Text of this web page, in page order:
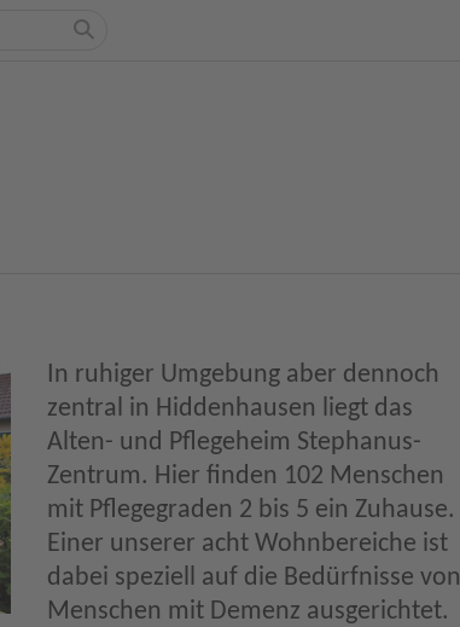
In ruhiger Umgebung aber dennoch
zentral in Hiddenhausen liegt das
Alten- und Pflegeheim Stephanus-
Zentrum. Hier finden 102 Menschen
mit Pflegegraden 2 bis 5 ein Zuhause.
Einer unserer acht Wohnbereiche ist
dabei speziell auf die Bedürfnisse von
Menschen mit Demenz ausgerichtet.